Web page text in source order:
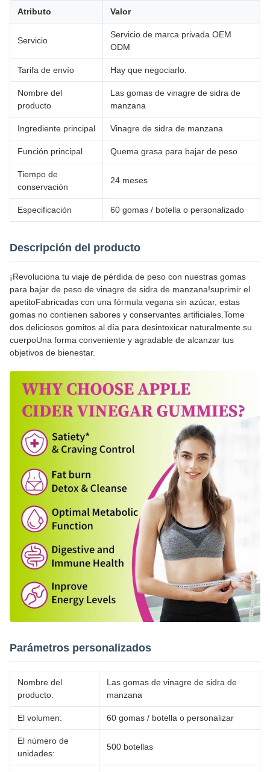
Atributo Valor
Servicio
Servicio de marca privada OEM
ODM
Tarifa de envío Hay que negociarlo.
Nombre del
producto
Las gomas de vinagre de sidra de
manzana
Ingrediente principal Vinagre de sidra de manzana
Función principal Quema grasa para bajar de peso
Tiempo de
conservación
24 meses
Especificación 60 gomas / botella o personalizado
Descripción del producto
¡Revoluciona tu viaje de pérdida de peso con nuestras gomas
para bajar de peso de vinagre de sidra de manzana!suprimir el
apetitoFabricadas con una fórmula vegana sin azúcar, estas
gomas no contienen sabores y conservantes artificiales.Tome
dos deliciosos gomitos al día para desintoxicar naturalmente su
cuerpoUna forma conveniente y agradable de alcanzar tus
objetivos de bienestar.
Parámetros personalizados
Nombre del
producto:
Las gomas de vinagre de sidra de
manzana
El volumen: 60 gomas / botella o personalizar
El número de
unidades:
500 botellas